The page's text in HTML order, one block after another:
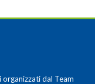
dal Team